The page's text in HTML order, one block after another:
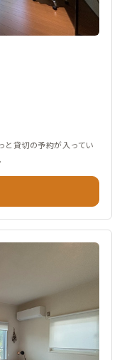
と貸切の予約が入ってい